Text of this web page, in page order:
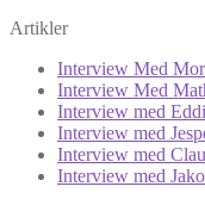
Artikler
Interview Med
Interview Med
Interview med
Interview med
Interview med
Interview med